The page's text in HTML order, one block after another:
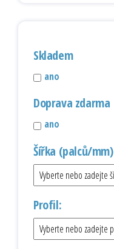
Skladem
ano
Doprava zdarma
ano
Šířka (palců/mm)
Profil: